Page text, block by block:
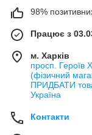
98%
Працює з
м. Харків
просп. Героїв
(фізичний
ПРИДБАТИ
Україна
Контакти